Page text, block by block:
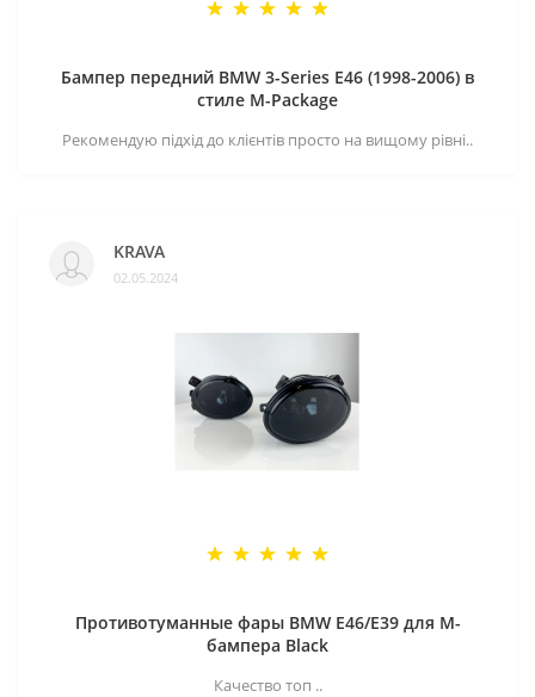
Бампер передний BMW 3-Series E46 (1998-2006) в
стиле M-Package
Рекомендую підхід до клієнтів просто на вищому рівні..
KRAVA
02.05.2024
Противотуманные фары BMW E46/E39 для M-
бампера Black
Качество топ ..